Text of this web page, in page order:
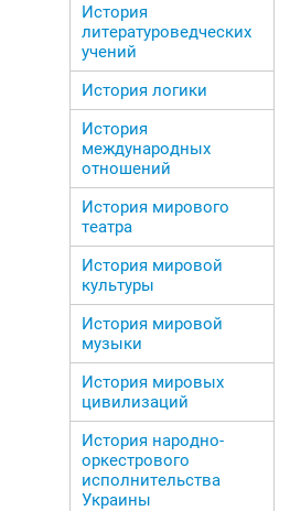
История
литературоведческих
учений
История логики
История
международных
отношений
История мирового
театра
История мировой
культуры
История мировой
музыки
История мировых
цивилизаций
История народно-
оркестрового
исполнительства
Украины